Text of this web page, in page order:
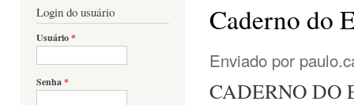
Login do usuário
Usuário*
Senha*
Caderno do
Enviado por
CADERNO DO